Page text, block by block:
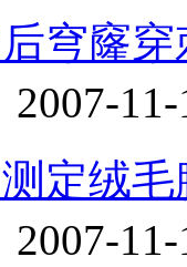
穹窿
2007-
定绒
2007-